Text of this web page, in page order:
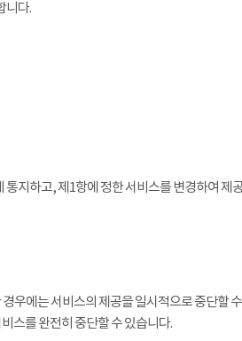
니다.
지하고, 제1항에 정한 서비스를 변경하여 제
우에는 서비스의 제공을 일시적으로 중단할
스를 완전히 중단할 수 있습니다.